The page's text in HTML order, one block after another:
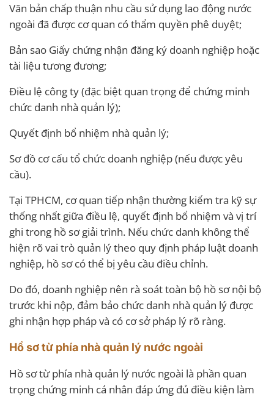
Văn bản chấp thuận nhu cầu sử dụng lao động nước
ngoài đã được cơ quan có thẩm quyền phê duyệt;
Bản sao Giấy chứng nhận đăng ký doanh nghiệp hoặc
tài liệu tương đương;
Điều lệ công ty (đặc biệt quan trọng để chứng minh
chức danh nhà quản lý);
Quyết định bổ nhiệm nhà quản lý;
Sơ đồ cơ cấu tổ chức doanh nghiệp (nếu được yêu
cầu).
Tại TPHCM, cơ quan tiếp nhận thường kiểm tra kỹ sự
thống nhất giữa điều lệ, quyết định bổ nhiệm và vị trí
ghi trong hồ sơ giải trình. Nếu chức danh không thể
hiện rõ vai trò quản lý theo quy định pháp luật doanh
nghiệp, hồ sơ có thể bị yêu cầu điều chỉnh.
Do đó, doanh nghiệp nên rà soát toàn bộ hồ sơ nội bộ
trước khi nộp, đảm bảo chức danh nhà quản lý được
ghi nhận hợp pháp và có cơ sở pháp lý rõ ràng.
Hồ sơ từ phía nhà quản lý nước ngoài
Hồ sơ từ phía nhà quản lý nước ngoài là phần quan
trọng chứng minh cá nhân đáp ứng đủ điều kiện làm